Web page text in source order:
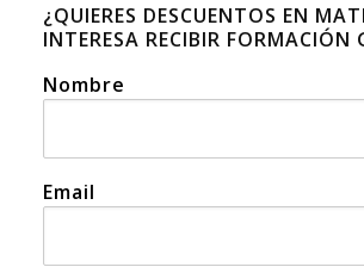
¿QUIERES DESCUENTOS EN
INTERESA RECIBIR FORMACIÓN
Nombre
Email